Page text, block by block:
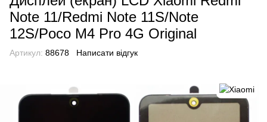
Note 11/Redmi Note 11S/Note
12S/Poco M4 Pro 4G Original
Артикул: 88678 Написати відгук